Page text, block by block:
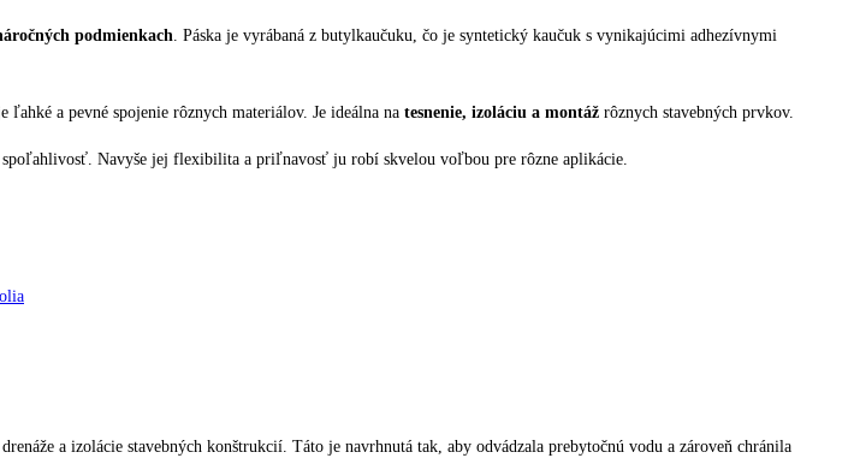
podmienkach. Páska je vyrábaná z butylkaučuku, čo je syntetický kaučuk s vynikajúcimi adhezívnymi
a pevné spojenie rôznych materiálov. Je ideálna na tesnenie, izoláciu a montáž rôznych stavebných prvkov.
Navyše jej flexibilita a priľnavosť ju robí skvelou voľbou pre rôzne aplikácie.
a izolácie stavebných konštrukcií. Táto je navrhnutá tak, aby odvádzala prebytočnú vodu a zároveň chránila